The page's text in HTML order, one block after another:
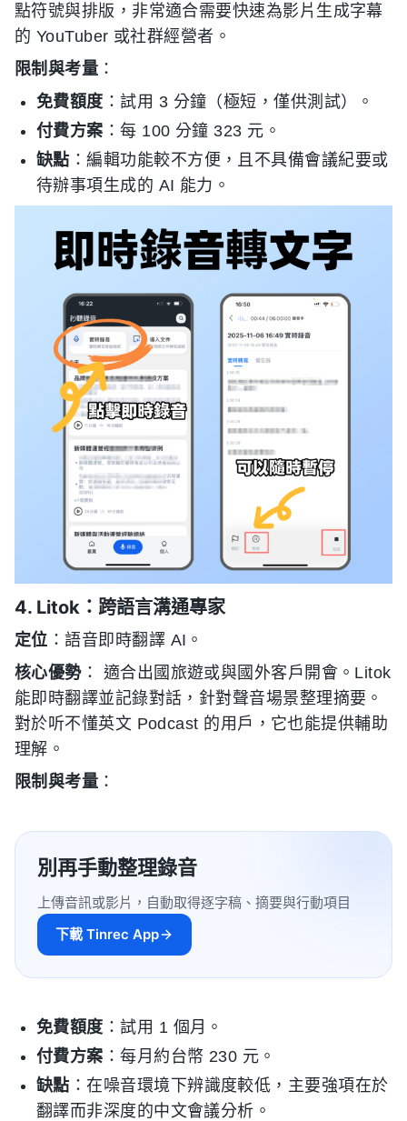
點符號與排版，非常適合需要快速為影片生成字幕
的 YouTuber 或社群經營者。
限制與考量 ：
免費額度 ：試用 3 分鐘（極短，僅供測試）。
付費方案 ：每 100 分鐘 323 元。
缺點 ：編輯功能較不方便，且不具備會議紀要或
待辦事項生成的 AI 能力。
4. Litok：跨語言溝通專家
定位 ：語音即時翻譯 AI。
核心優勢： 適合出國旅遊或與國外客戶開會。Litok
能即時翻譯並記錄對話，針對聲音場景整理摘要。
對於听不懂英文 Podcast 的用戶，它也能提供輔助
理解。
限制與考量 ：
別再手動整理錄音
上傳音訊或影片，自動取得逐字稿、摘要與行動項目
下載 Tinrec App
免費額度 ：試用 1 個月。
付費方案 ：每月約台幣 230 元。
缺點 ：在噪音環境下辨識度較低，主要強項在於
翻譯而非深度的中文會議分析。